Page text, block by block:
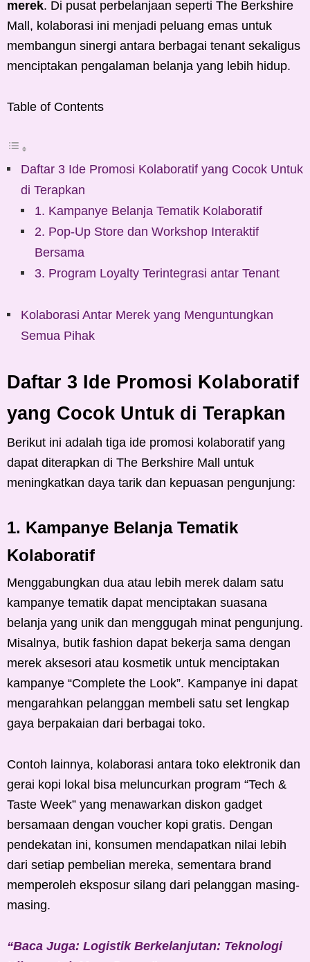
merek. Di pusat perbelanjaan seperti The Berkshire
Mall, kolaborasi ini menjadi peluang emas untuk
membangun sinergi antara berbagai tenant sekaligus
menciptakan pengalaman belanja yang lebih hidup.
Table of Contents
Daftar 3 Ide Promosi Kolaboratif yang Cocok Untuk
di Terapkan
1. Kampanye Belanja Tematik Kolaboratif
2. Pop-Up Store dan Workshop Interaktif
Bersama
3. Program Loyalty Terintegrasi antar Tenant
Kolaborasi Antar Merek yang Menguntungkan
Semua Pihak
Daftar 3 Ide Promosi Kolaboratif
yang Cocok Untuk di Terapkan
Berikut ini adalah tiga ide promosi kolaboratif yang
dapat diterapkan di The Berkshire Mall untuk
meningkatkan daya tarik dan kepuasan pengunjung:
1. Kampanye Belanja Tematik
Kolaboratif
Menggabungkan dua atau lebih merek dalam satu
kampanye tematik dapat menciptakan suasana
belanja yang unik dan menggugah minat pengunjung.
Misalnya, butik fashion dapat bekerja sama dengan
merek aksesori atau kosmetik untuk menciptakan
kampanye “Complete the Look”. Kampanye ini dapat
mengarahkan pelanggan membeli satu set lengkap
gaya berpakaian dari berbagai toko.
Contoh lainnya, kolaborasi antara toko elektronik dan
gerai kopi lokal bisa meluncurkan program “Tech &
Taste Week” yang menawarkan diskon gadget
bersamaan dengan voucher kopi gratis. Dengan
pendekatan ini, konsumen mendapatkan nilai lebih
dari setiap pembelian mereka, sementara brand
memperoleh eksposur silang dari pelanggan masing-
masing.
“Baca Juga: Logistik Berkelanjutan: Teknologi